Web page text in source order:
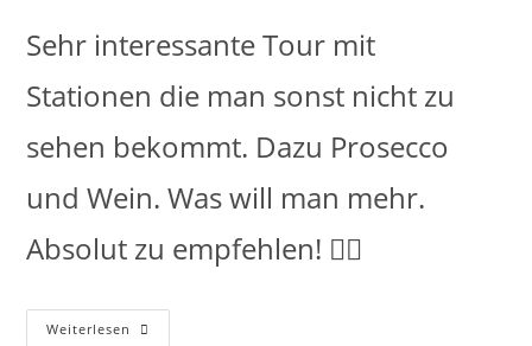
Sehr interessante Tour mit
Stationen die man sonst nicht zu
sehen bekommt. Dazu Prosecco
und Wein. Was will man mehr.
Absolut zu empfehlen! 👍🏼
Weiterlesen